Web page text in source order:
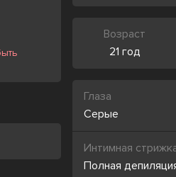
Возраст
21 год
Глаза
Серые
Интимная
Полная